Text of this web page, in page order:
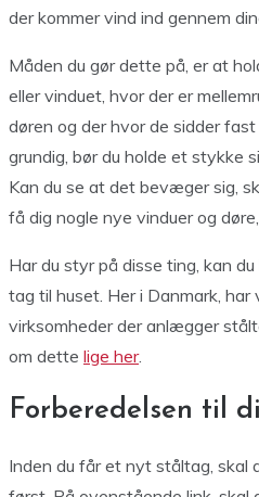
der kommer vind ind gennem
Måden du gør dette på, er at
eller vinduet, hvor der er
døren og der hvor de sidder
grundig, bør du holde et stykke
Kan du se at det bevæger sig,
få dig nogle nye vinduer og
Har du styr på disse ting, kan
tag til huset. Her i Danmark,
virksomheder der anlægger
om dette lige her.
Forberedelsen til
Inden du får et nyt ståltag, skal